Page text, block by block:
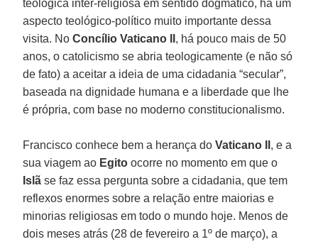
teológica inter-religiosa em sentido dogmático, há um
aspecto teológico-político muito importante dessa
visita. NoConcílio Vaticano II , há pouco mais de 50
anos, o catolicismo se abria teologicamente (e não só
de fato) a aceitar a ideia de uma cidadania “secular”,
baseada na dignidade humana e a liberdade que lhe
é própria, com base no moderno constitucionalismo.
Francisco conhece bem a herança doVaticano II , e a
sua viagem ao Egito ocorre no momento em que o
Islã se faz essa pergunta sobre a cidadania, que tem
reflexos enormes sobre a relação entre maiorias e
minorias religiosas em todo o mundo hoje. Menos de
dois meses atrás (28 de fevereiro a 1º de março), a